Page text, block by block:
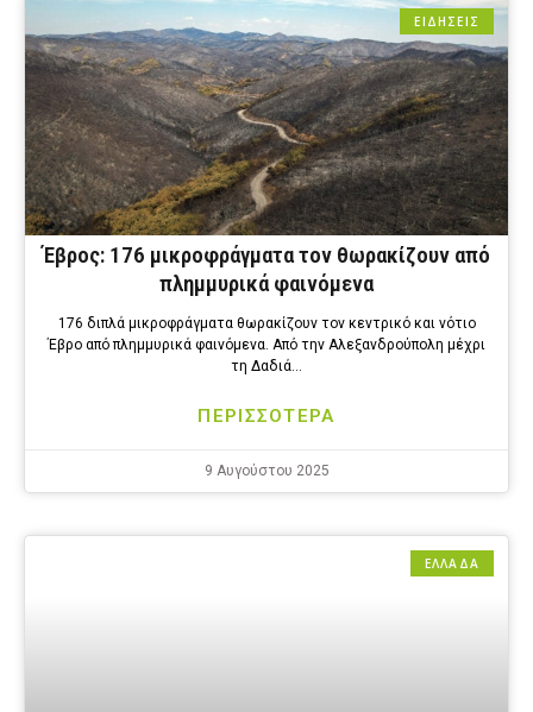
ΕΙΔΗΣΕΙΣ
Έβρος: 176 μικροφράγματα τον θωρακίζουν από
πλημμυρικά φαινόμενα
176 διπλά μικροφράγματα θωρακίζουν τον κεντρικό και νότιο
Έβρο από πλημμυρικά φαινόμενα. Από την Αλεξανδρούπολη μέχρι
τη Δαδιά…
ΠΕΡΙΣΣΟΤΕΡΑ
9 Αυγούστου 2025
ΕΛΛΑΔΑ